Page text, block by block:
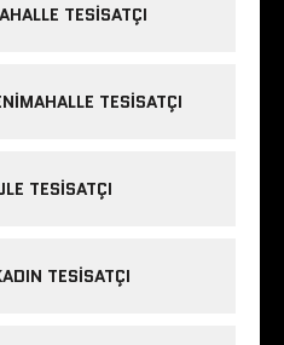
TESISATÇI
TESISATÇI
TESISATÇI
TESISATÇI